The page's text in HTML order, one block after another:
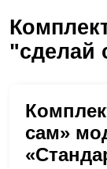
"сделай
сам»